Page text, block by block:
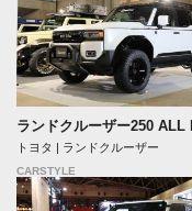
ランドクルーザー250 ALL
トヨタ | ランドクルーザー
CARSTYLE